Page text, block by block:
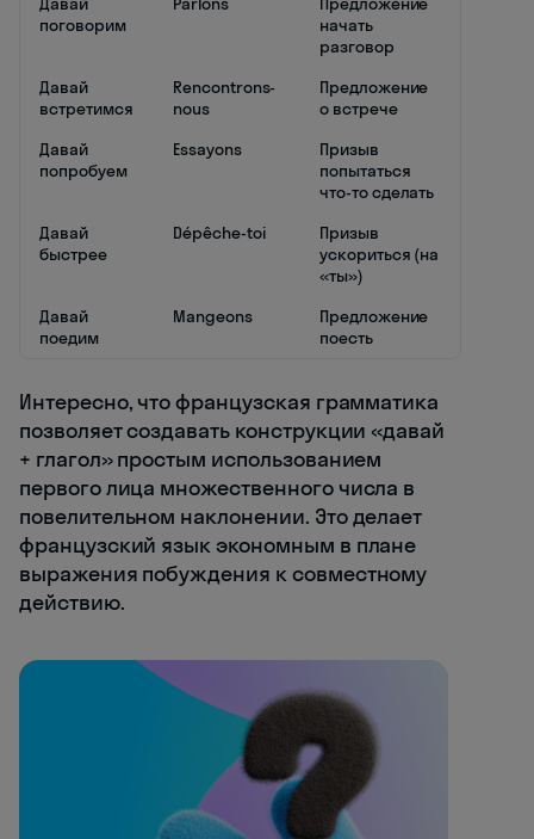
поговорим
начать
разговор
Давай
встретимся
Rencontrons-
nous
Предложение
о встрече
Давай
попробуем
Essayons
Призыв
попытаться
что-то сделать
Давай
быстрее
Dépêche-toi
Призыв
ускориться (на
«ты»)
Давай
поедим
Mangeons
Предложение
поесть
Интересно, что французская грамматика
позволяет создавать конструкции «давай
+ глагол» простым использованием
первого лица множественного числа в
повелительном наклонении. Это делает
французский язык экономным в плане
выражения побуждения к совместному
действию.